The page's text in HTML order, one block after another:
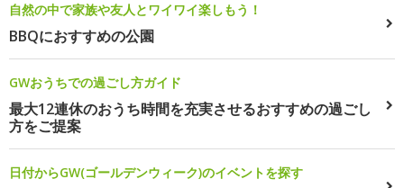
自然の中で家族や友人とワイワイ楽しもう！
BBQにおすすめの公園
GWおうちでの過ごし方ガイド
最大12連休のおうち時間を充実させるおすすめの過ごし
方をご提案
日付からGW(ゴールデンウィーク)のイベントを探す